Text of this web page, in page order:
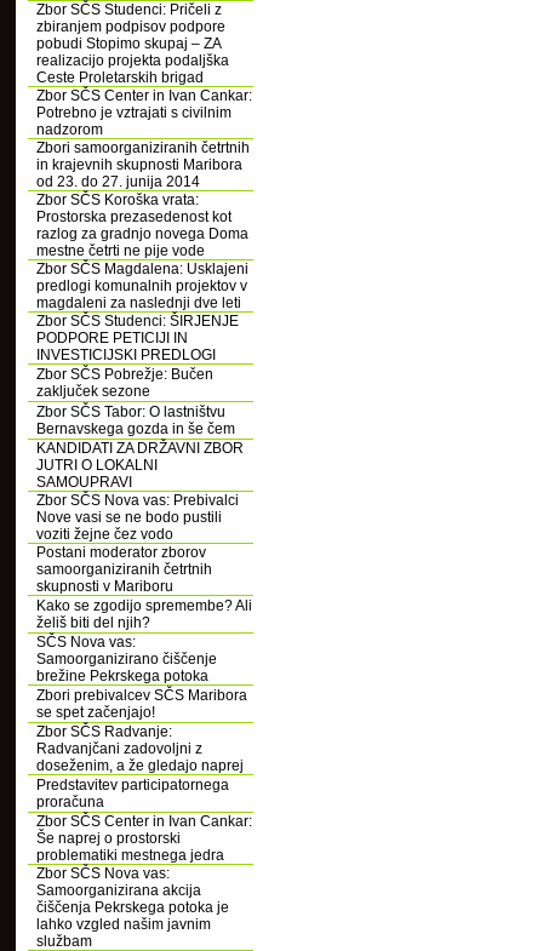
Zbor SČS Studenci: Pričeli z
zbiranjem podpisov podpore
pobudi Stopimo skupaj – ZA
realizacijo projekta podaljška
Ceste Proletarskih brigad
Zbor SČS Center in Ivan Cankar:
Potrebno je vztrajati s civilnim
nadzorom
Zbori samoorganiziranih četrtnih
in krajevnih skupnosti Maribora
od 23. do 27. junija 2014
Zbor SČS Koroška vrata:
Prostorska prezasedenost kot
razlog za gradnjo novega Doma
mestne četrti ne pije vode
Zbor SČS Magdalena: Usklajeni
predlogi komunalnih projektov v
magdaleni za naslednji dve leti
Zbor SČS Studenci: ŠIRJENJE
PODPORE PETICIJI IN
INVESTICIJSKI PREDLOGI
Zbor SČS Pobrežje: Bučen
zaključek sezone
Zbor SČS Tabor: O lastništvu
Bernavskega gozda in še čem
KANDIDATI ZA DRŽAVNI ZBOR
JUTRI O LOKALNI
SAMOUPRAVI
Zbor SČS Nova vas: Prebivalci
Nove vasi se ne bodo pustili
voziti žejne čez vodo
Postani moderator zborov
samoorganiziranih četrtnih
skupnosti v Mariboru
Kako se zgodijo spremembe? Ali
želiš biti del njih?
SČS Nova vas:
Samoorganizirano čiščenje
brežine Pekrskega potoka
Zbori prebivalcev SČS Maribora
se spet začenjajo!
Zbor SČS Radvanje:
Radvanjčani zadovoljni z
doseženim, a že gledajo naprej
Predstavitev participatornega
proračuna
Zbor SČS Center in Ivan Cankar:
Še naprej o prostorski
problematiki mestnega jedra
Zbor SČS Nova vas:
Samoorganizirana akcija
čiščenja Pekrskega potoka je
lahko vzgled našim javnim
službam